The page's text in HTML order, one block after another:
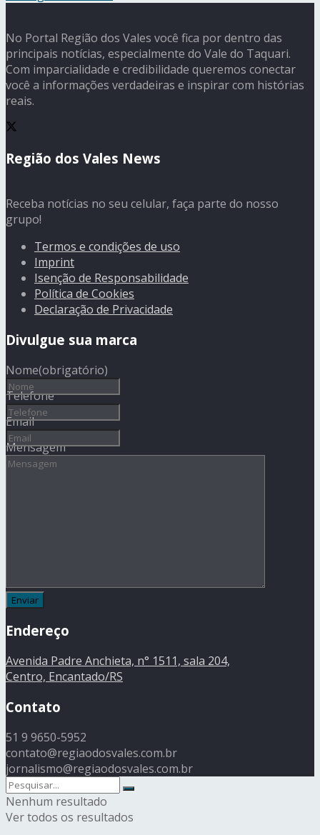
No Portal Região dos Vales você fica por dentro das
principais notícias, especialmente do Vale do Taquari.
Com imparcialidade e credibilidade queremos conectar
você a informações verdadeiras e inspirar com histórias
reais.
Região dos Vales News
Receba notícias no seu celular, faça parte do nosso
grupo!
Termos e condições de uso
Imprint
Isenção de Responsabilidade
Política de Cookies
Declaração de Privacidade
Divulgue sua marca
Nome(obrigatório)
Telefone
Email
Mensagem
Endereço
Avenida Padre Anchieta, n° 1511, sala 204,
Centro, Encantado/RS
Contato
51 9 9650-5952
contato@regiaodosvales.com.br
jornalismo@regiaodosvales.com.br
Nenhum resultado
Ver todos os resultados